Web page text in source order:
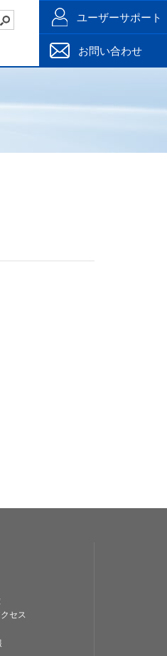
ユーザーサポート
お問い合わせ
セス